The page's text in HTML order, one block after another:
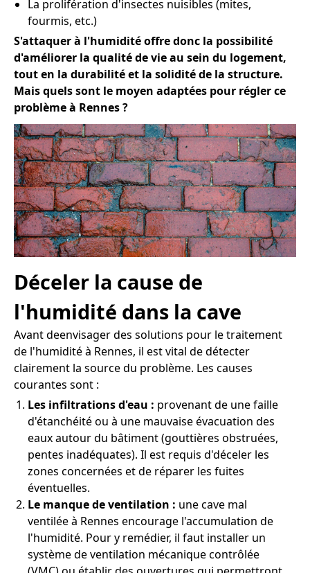
La prolifération d'insectes nuisibles (mites,
fourmis, etc.)
S'attaquer à l'humidité offre donc la possibilité
d'améliorer la qualité de vie au sein du logement,
tout en la durabilité et la solidité de la structure.
Mais quels sont le moyen adaptées pour régler ce
problème à Rennes ?
Déceler la cause de
l'humidité dans la cave
Avant deenvisager des solutions pour le traitement
de l'humidité à Rennes, il est vital de détecter
clairement la source du problème. Les causes
courantes sont :
Les infiltrations d'eau : provenant de une faille
d'étanchéité ou à une mauvaise évacuation des
eaux autour du bâtiment (gouttières obstruées,
pentes inadéquates). Il est requis d'déceler les
zones concernées et de réparer les fuites
éventuelles.
Le manque de ventilation : une cave mal
ventilée à Rennes encourage l'accumulation de
l'humidité. Pour y remédier, il faut installer un
système de ventilation mécanique contrôlée